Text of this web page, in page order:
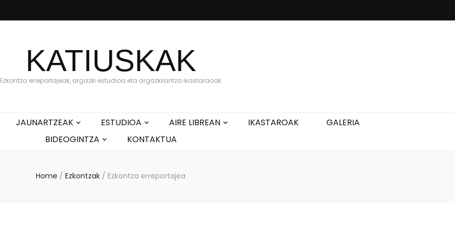
KATIUSKAK
Ezkontza erreportajeak, argazki estudioa eta argazkilaritza ikastaraoak
JAUNARTZEAK ESTUDIOA AIRE LIBREAN IKASTAROAK
GALERIA
BIDEOGINTZA
KONTAKTUA
Home / Ezkontzak / Ezkontza erreportajea